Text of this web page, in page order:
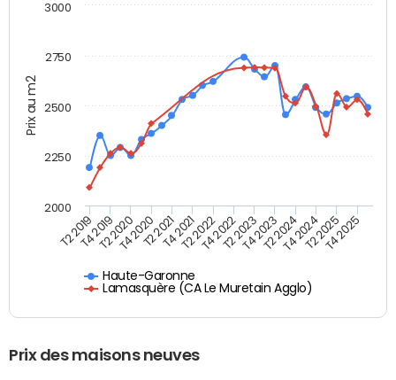
Prix au m2
Haute-Garonne
Lamasquère (CA Le Muretain Agglo)
T2 2019T4 2019T2 2020T4 2020T2 2021T4 2021T2 2022T4 2022T2 2023T4 2023T2 2024T4 2024T2 2025T4 2025
2000
2250
2500
2750
3000
Prix des maisons neuves